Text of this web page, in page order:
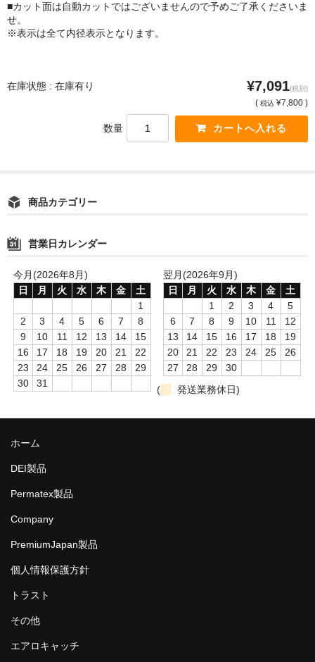
■カット面は自動カットではございませんので予めご了承くださいま
せ。
※表示は全て内径表示となります。
在庫状態 : 在庫有り ¥7,091(税別)
( 税込 ¥7,800 )
数量
商品カテゴリー
営業日カレンダー
今月(2026年8月)
日
月 火 水 木 金
土
1
2
3 4 5 6 7
8
9
10 11 12 13 14
15
16
17 18 19 20 21
22
23
24 25 26 27 28
29
30
31
翌月(2026年9月)
日
月 火 水 木 金
土
1
2 3 4
5
6
7 8 9 10 11
12
13
14 15 16 17 18
19
20
21 22 23 24 25
26
27
28 29
30
(
発送業務休日)
ホーム
DEI製品
Permatex製品
Company
PremiumJapan製品
個人情報保護方針
トラスト
その他
エアロキャッチ